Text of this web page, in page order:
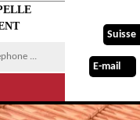
Suisse
E-mail